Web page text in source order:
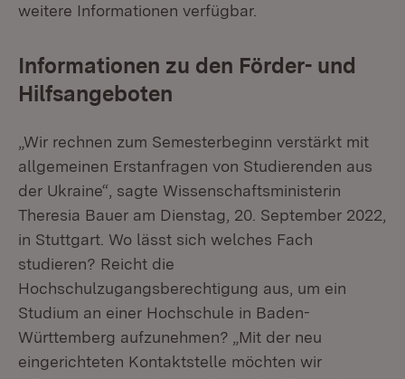
weitere Informationen verfügbar.
Informationen zu den Förder- und
Hilfsangeboten
„Wir rechnen zum Semesterbeginn verstärkt mit
allgemeinen Erstanfragen von Studierenden aus
der Ukraine“, sagte Wissenschaftsministerin
Theresia Bauer am Dienstag, 20. September 2022,
in Stuttgart. Wo lässt sich welches Fach
studieren? Reicht die
Hochschulzugangsberechtigung aus, um ein
Studium an einer Hochschule in Baden-
Württemberg aufzunehmen? „Mit der neu
eingerichteten Kontaktstelle möchten wir